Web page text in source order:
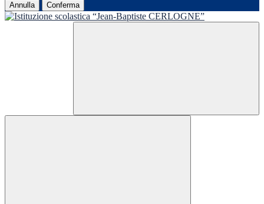
Annulla Conferma